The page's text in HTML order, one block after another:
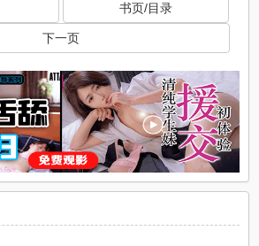
书页/目录
下一页